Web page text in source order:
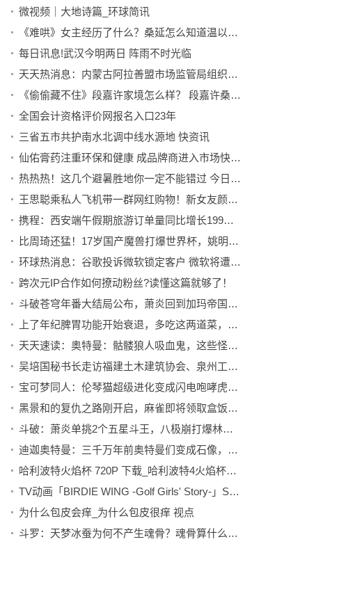
微视频｜大地诗篇_环球简讯
《难哄》女主经历了什么？桑延怎么知道温以凡的过去的？
每日讯息!武汉今明两日 阵雨不时光临
天天热消息：内蒙古阿拉善盟市场监管局组织开展“2023清风行动”
《偷偷藏不住》段嘉许家境怎么样？ 段嘉许桑稚结局是什么？
全国会计资格评价网报名入口23年
三省五市共护南水北调中线水源地 快资讯
仙佑膏药注重环保和健康 成品牌商进入市场快捷方式
热热热！这几个避暑胜地你一定不能错过 今日热搜
王思聪乘私人飞机带一群网红购物！新女友颜值不输明星
携程：西安端午假期旅游订单量同比增长199%|简讯
比周琦还猛！17岁国产魔兽打爆世界杯，姚明欣慰，男篮或重返巅峰 每日精选
环球热消息：谷歌投诉微软锁定客户 微软将遭到FTC投诉
跨次元IP合作如何撩动粉丝?读懂这篇就够了！
斗破苍穹年番大结局公布，萧炎回到加玛帝国，三上云岚宗还没消息
上了年纪脾胃功能开始衰退，多吃这两道菜，祛除体内湿气，提高身体免疫力_环球热闻
天天速读：奥特曼：骷髅狼人吸血鬼，这些怪兽不用化妆就能参加万圣节派对！
吴培国秘书长走访福建土木建筑协会、泉州工程机械协会
宝可梦同人：伦琴猫超级进化变成闪电咆哮虎，而他还不如不进化 视讯
黑景和的复仇之路刚开启，麻雀即将领取盒饭，还和英寿爆发冲突？-当前信息
斗破：萧炎单挑2个五星斗王，八极崩打爆林修崖，一拳打废劈棺爪 天天热文
迪迦奥特曼：三千万年前奥特曼们变成石像，为什么加坦杰厄还活着？ 全球报道
哈利波特火焰杯 720P 下载_哈利波特4火焰杯迅雷下载
TV动画「BIRDIE WING -Golf Girls' Story-」Season 2关山晃弘制作人采访后篇
为什么包皮会痒_为什么包皮很痒 视点
斗罗：天梦冰蚕为何不产生魂骨？魂骨算什么，多加一个武魂才厉害|全球要闻